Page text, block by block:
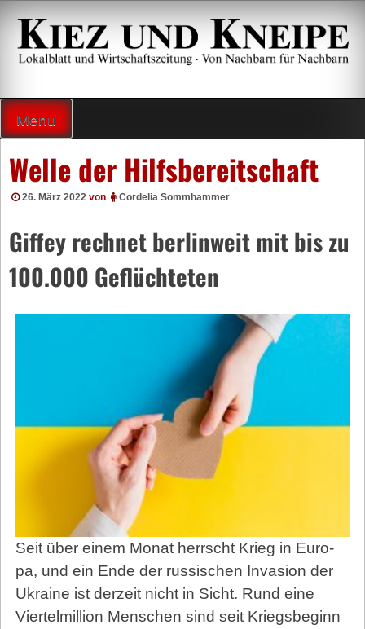
Zum
Inhalt
springen
Menu
Welle der Hilfsbereitschaft
26. März 2022 von Cordelia Sommhammer
Giffey rechnet berlinweit mit bis zu
100.000 Geflüchteten
Seit über einem Monat herrscht Krieg in Eu­ro­
pa, und ein Ende der russischen Invasion der
Ukra­ine ist derzeit nicht in Sicht. Rund eine
Viertelmillion Menschen sind seit Kriegsbeginn